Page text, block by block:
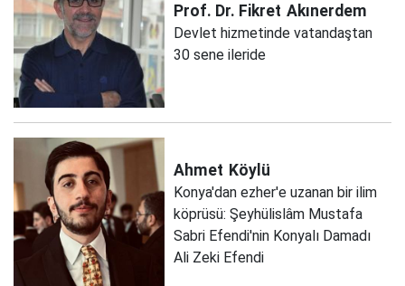
Prof. Dr. Fikret Akınerdem
Devlet hizmetinde vatandaştan
30 sene ileride
Ahmet Köylü
Konya'dan ezher'e uzanan bir ilim
köprüsü: Şeyhülislâm Mustafa
Sabri Efendi'nin Konyalı Damadı
Ali Zeki Efendi